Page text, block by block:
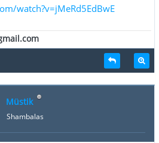
watch?v=jMeRd5EdBwE
Müstik
Shambalas